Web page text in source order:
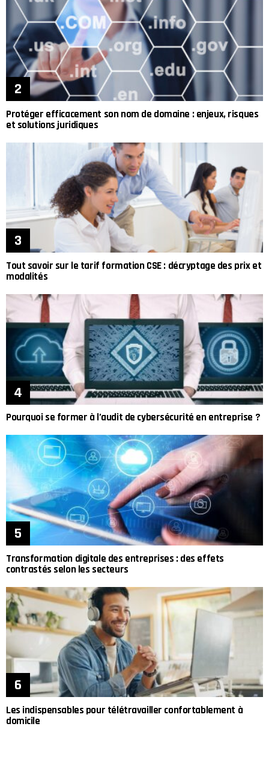
Protéger efficacement son nom de domaine : enjeux, risques
et solutions juridiques
Tout savoir sur le tarif formation CSE : décryptage des prix et
modalités
Pourquoi se former à l’audit de cybersécurité en entreprise ?
Transformation digitale des entreprises : des effets
contrastés selon les secteurs
Les indispensables pour télétravailler confortablement à
domicile